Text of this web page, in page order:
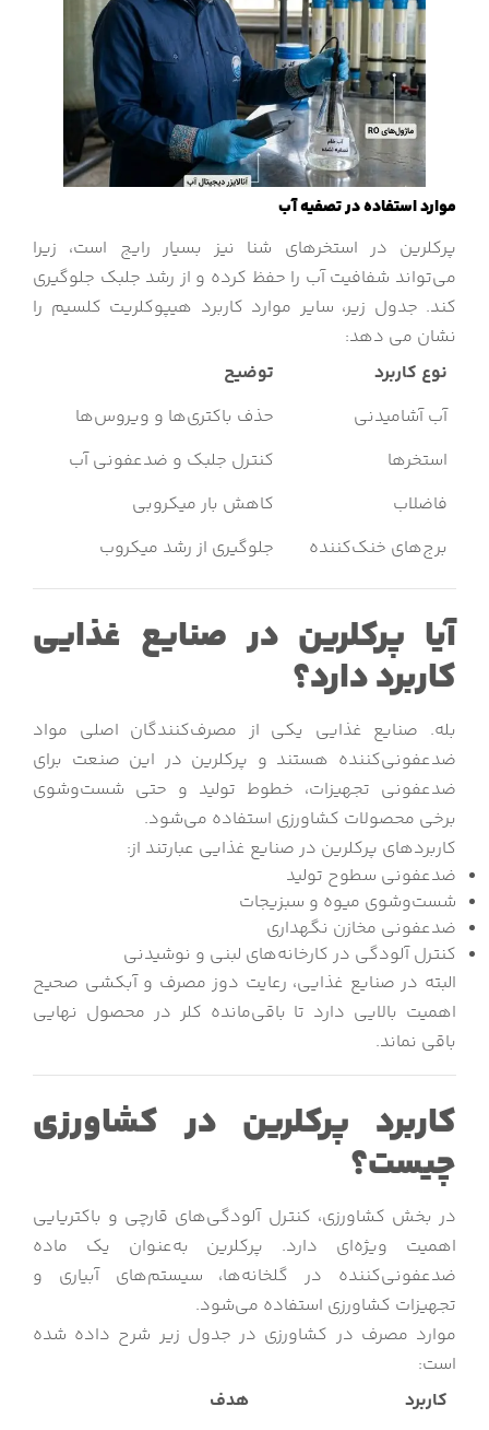
موارد استفاده در تصفیه آب
پرکلرین در استخرهای شنا نیز بسیار رایج است، زیرا
می‌تواند شفافیت آب را حفظ کرده و از رشد جلبک جلوگیری
کند. جدول زیر، سایر موارد کاربرد هیپوکلریت کلسیم را
نشان می دهد:
نوع کاربرد
توضیح
آب آشامیدنی
حذف باکتری‌ها و ویروس‌ها
استخرها
کنترل جلبک و ضدعفونی آب
فاضلاب
کاهش بار میکروبی
برج‌های خنک‌کننده
جلوگیری از رشد میکروب
آیا پرکلرین در صنایع غذایی
کاربرد دارد؟
بله. صنایع غذایی یکی از مصرف‌کنندگان اصلی مواد
ضدعفونی‌کننده هستند و پرکلرین در این صنعت برای
ضدعفونی تجهیزات، خطوط تولید و حتی شست‌وشوی
برخی محصولات کشاورزی استفاده می‌شود.
کاربردهای پرکلرین در صنایع غذایی عبارتند از:
ضدعفونی سطوح تولید
شست‌وشوی میوه و سبزیجات
ضدعفونی مخازن نگهداری
کنترل آلودگی در کارخانه‌های لبنی و نوشیدنی
البته در صنایع غذایی، رعایت دوز مصرف و آبکشی صحیح
اهمیت بالایی دارد تا باقی‌مانده کلر در محصول نهایی
باقی نماند.
کاربرد پرکلرین در کشاورزی
چیست؟
در بخش کشاورزی، کنترل آلودگی‌های قارچی و باکتریایی
اهمیت ویژه‌ای دارد. پرکلرین به‌عنوان یک ماده
ضدعفونی‌کننده در گلخانه‌ها، سیستم‌های آبیاری و
تجهیزات کشاورزی استفاده می‌شود.
موارد مصرف در کشاورزی در جدول زیر شرح داده شده
است:
کاربرد
هدف